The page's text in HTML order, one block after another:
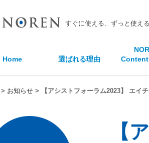
すぐに使える、ずっと使え
Home 選ばれる理由
> お知らせ > 【アシストフォーラム2023】 エイ
【